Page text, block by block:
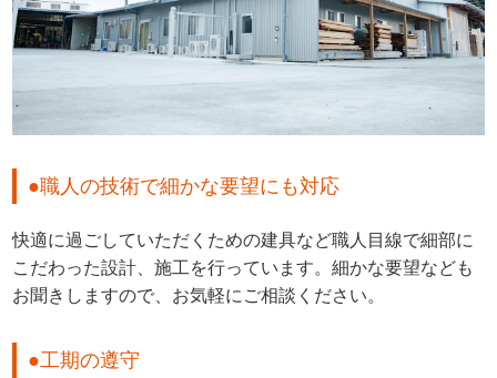
●職人の技術で細かな要望にも対応
快適に過ごしていただくための建具など職人目線で細部に
こだわった設計、施工を行っています。細かな要望なども
お聞きしますので、お気軽にご相談ください。
●工期の遵守